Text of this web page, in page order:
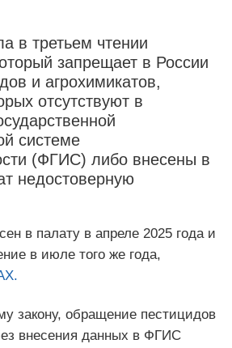
в третьем чтении
запрещает в России
и агрохимикатов,
отсутствуют в
системе
(ФГИС) либо внесены в
недостоверную
в палату в апреле 2025 года и
в июле того же года,
закону, обращение пестицидов
внесения данных в ФГИС